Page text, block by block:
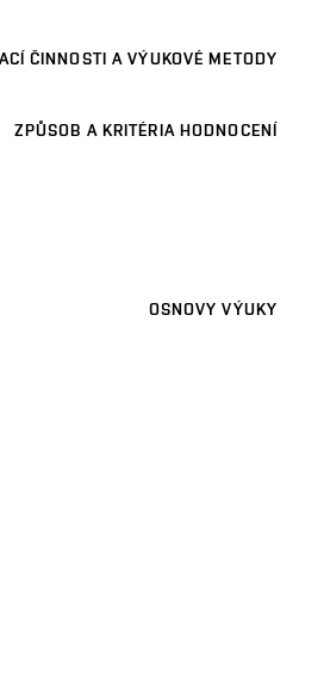
ČINNOSTI A VÝUKOVÉ METODY
ZPŮSOB A KRITÉRIA HODNOCENÍ
OSNOVY VÝUKY